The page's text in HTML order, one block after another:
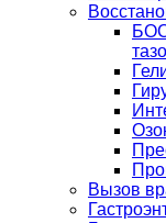
Вызов